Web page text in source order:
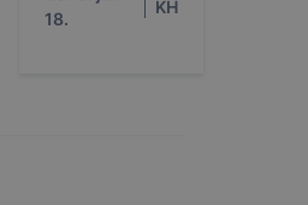
tanévre
18.
KH